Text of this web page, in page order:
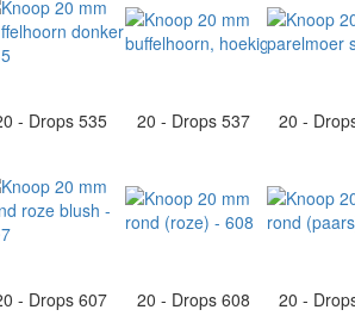
- Drops 535 20 - Drops 537 20 -
- Drops 607 20 - Drops 608 20 -